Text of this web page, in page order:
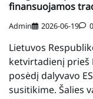
finansuojamos
Admin 2026-06-19 0
Lietuvos
ketvirtadienį prieš
posėdį dalyvavo
susitikime. Šalies